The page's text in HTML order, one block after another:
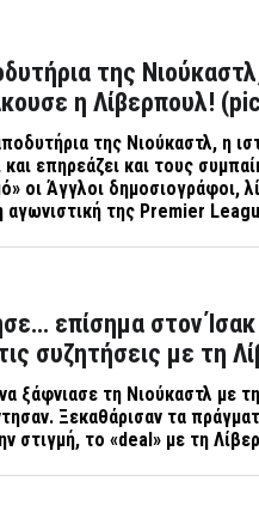
της
η Λίβερπουλ!
της Νιούκαστλ, η
επηρεάζει και τους
οι Άγγλοι δημοσιογράφοι,
αγωνιστική της Premier
επίσημα στον Ίσακ
συζητήσεις με τη
ξάφνιασε τη Νιούκαστλ με
Ξεκαθάρισαν τα
στιγμή, το «deal» με τη